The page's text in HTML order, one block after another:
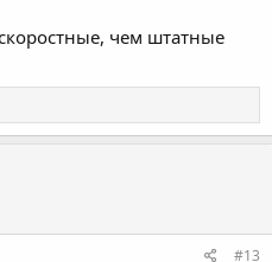
чем штатные
#13